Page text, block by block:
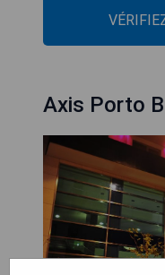
Axis Porto